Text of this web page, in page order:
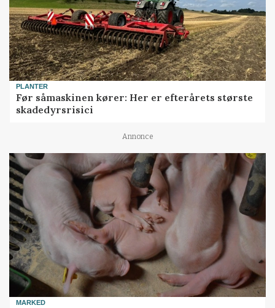
PLANTER
Før såmaskinen kører: Her er efterårets største
skadedyrsrisici
Annonce
MARKED